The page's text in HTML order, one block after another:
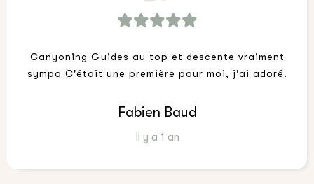
Canyoning Guides au top et descente vraiment
sympa C'était une première pour moi, j'ai adoré.
Fabien Baud
Il y a 1 an